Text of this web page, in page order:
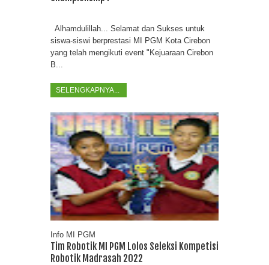
Alhamdulillah... Selamat dan Sukses untuk
siswa-siswi berprestasi MI PGM Kota Cirebon
yang telah mengikuti event "Kejuaraan Cirebon
B...
SELENGKAPNYA...
Info MI PGM
Tim Robotik MI PGM Lolos Seleksi Kompetisi
Robotik Madrasah 2022